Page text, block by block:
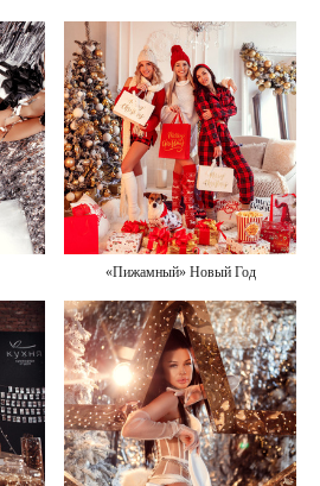
«Пижамный» Новый Год